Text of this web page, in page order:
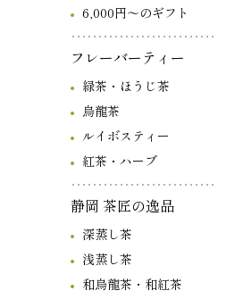
6,000円～のギフト
フレーバーティー
緑茶・ほうじ茶
烏龍茶
ルイボスティー
紅茶・ハーブ
静岡 茶匠の逸品
深蒸し茶
浅蒸し茶
和烏龍茶・和紅茶